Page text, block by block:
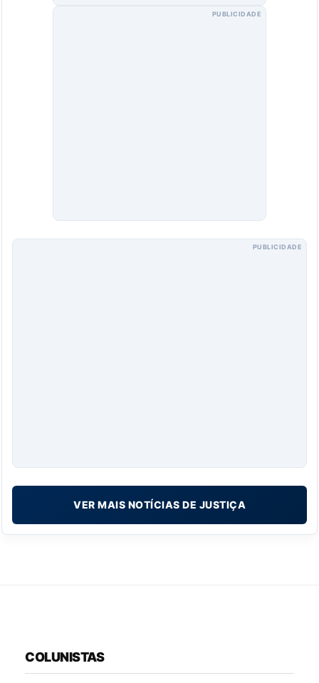
PUBLICIDADE
PUBLICIDADE
VER MAIS NOTÍCIAS DE JUSTIÇA
COLUNISTAS